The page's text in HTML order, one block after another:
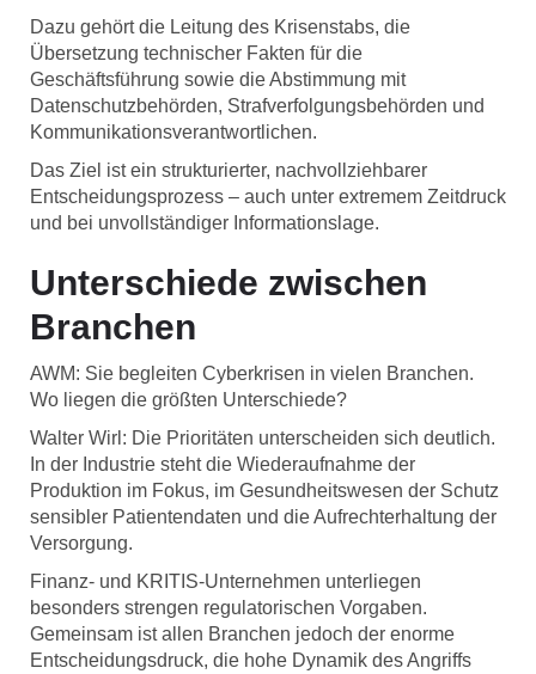
Dazu gehört die Leitung des Krisenstabs, die
Übersetzung technischer Fakten für die
Geschäftsführung sowie die Abstimmung mit
Datenschutzbehörden, Strafverfolgungsbehörden und
Kommunikationsverantwortlichen.
Das Ziel ist ein strukturierter, nachvollziehbarer
Entscheidungsprozess – auch unter extremem Zeitdruck
und bei unvollständiger Informationslage.
Unterschiede zwischen
Branchen
AWM: Sie begleiten Cyberkrisen in vielen Branchen.
Wo liegen die größten Unterschiede?
Walter Wirl: Die Prioritäten unterscheiden sich deutlich.
In der Industrie steht die Wiederaufnahme der
Produktion im Fokus, im Gesundheitswesen der Schutz
sensibler Patientendaten und die Aufrechterhaltung der
Versorgung.
Finanz- und KRITIS-Unternehmen unterliegen
besonders strengen regulatorischen Vorgaben.
Gemeinsam ist allen Branchen jedoch der enorme
Entscheidungsdruck, die hohe Dynamik des Angriffs